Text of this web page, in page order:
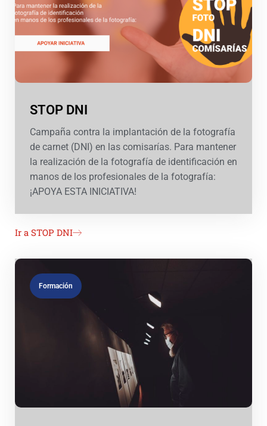
STOP DNI
Campaña contra la implantación de la fotografía
de carnet (DNI) en las comisarías. Para mantener
la realización de la fotografía de identificación en
manos de los profesionales de la fotografía:
¡APOYA ESTA INICIATIVA!
Ir a STOP DNI
Formación